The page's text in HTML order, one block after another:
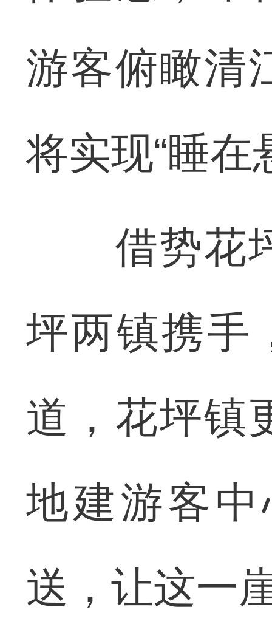
游客俯瞰清
将实现“睡在
借势花坪
坪两镇携手
道，花坪镇
地建游客
送，让这一